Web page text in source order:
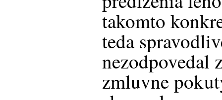
takomto
teda
nezodpovedal
zmluvne